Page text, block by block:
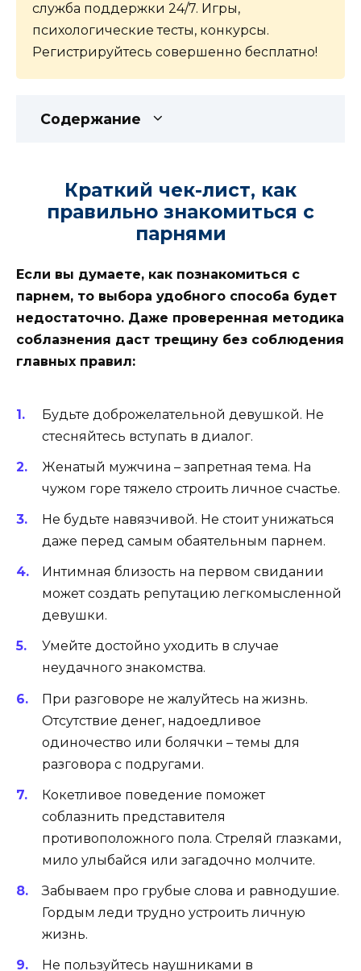
служба поддержки 24/7. Игры,
психологические тесты, конкурсы.
Регистрируйтесь совершенно бесплатно!
Содержание
Краткий чек-лист, как
правильно знакомиться с
парнями
Если вы думаете, как познакомиться с
парнем, то выбора удобного способа будет
недостаточно. Даже проверенная методика
соблазнения даст трещину без соблюдения
главных правил:
Будьте доброжелательной девушкой. Не
стесняйтесь вступать в диалог.
Женатый мужчина – запретная тема. На
чужом горе тяжело строить личное счастье.
Не будьте навязчивой. Не стоит унижаться
даже перед самым обаятельным парнем.
Интимная близость на первом свидании
может создать репутацию легкомысленной
девушки.
Умейте достойно уходить в случае
неудачного знакомства.
При разговоре не жалуйтесь на жизнь.
Отсутствие денег, надоедливое
одиночество или болячки – темы для
разговора с подругами.
Кокетливое поведение поможет
соблазнить представителя
противоположного пола. Стреляй глазками,
мило улыбайся или загадочно молчите.
Забываем про грубые слова и равнодушие.
Гордым леди трудно устроить личную
жизнь.
Не пользуйтесь наушниками в